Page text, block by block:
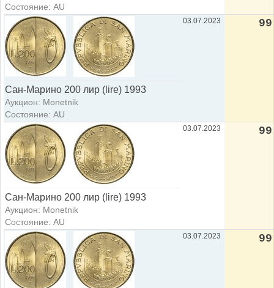
Состояние: AU
Сан-Марино 200 лир (lire) 1993
Аукцион: Monetnik
Состояние: AU
03.07.2023 99
Сан-Марино 200 лир (lire) 1993
Аукцион: Monetnik
Состояние: AU
03.07.2023 99
03.07.2023 99